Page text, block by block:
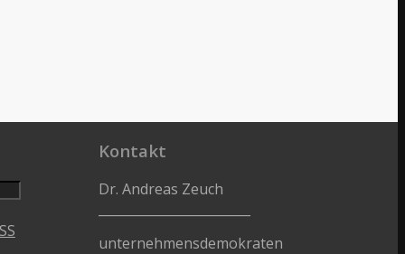
Kontakt
Dr. Andreas Zeuch
unternehmensdemokraten